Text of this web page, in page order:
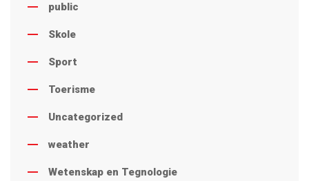
public
Skole
Sport
Toerisme
Uncategorized
weather
Wetenskap en Tegnologie